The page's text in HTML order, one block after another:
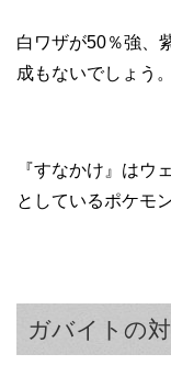
白ワザが50％強、
成もないでしょう。
『すなかけ』はウ
としているポケモ
ガバイトの